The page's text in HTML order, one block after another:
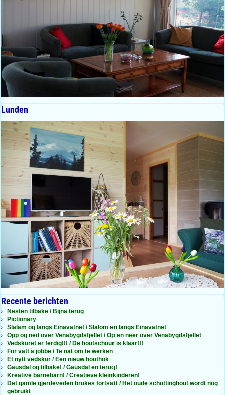
Lunden
Recente berichten
Nesten tilbake / Bijna terug
Pictionary
Slalåm og langs Einavatnet / Slalom en langs Einavatnet
Opp og ned over Venabygdsfjellet / Op en neer over Venabygdsfjellet
Vedskuret er ferdig!!! / De houtschuur is klaar!!!
For vått å jobbe / Te nat om te werken
Et nytt vedskur / Een nieuw houthok
Gausdal og tilbake! / Gausdal en terug!
Kreative barnebarn! / Creatieve kleinkinderen!
Det gamle gjerdeveden brukes fortsatt / Het oude schuttinghout wordt nog
gebruikt